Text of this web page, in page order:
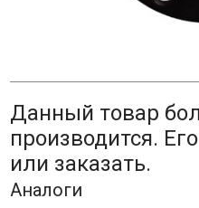
Данный товар
производится.
или заказать.
Аналоги